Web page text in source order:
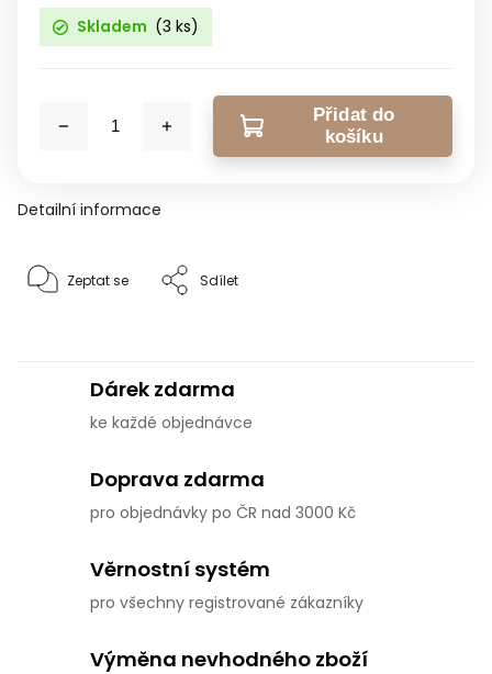
Skladem (3 ks)
Přidat do
košíku
Detailní informace
Zeptat se Sdílet
Dárek zdarma
ke každé objednávce
Doprava zdarma
pro objednávky po ČR nad 3000 Kč
Věrnostní systém
pro všechny registrované zákazníky
Výměna nevhodného zboží